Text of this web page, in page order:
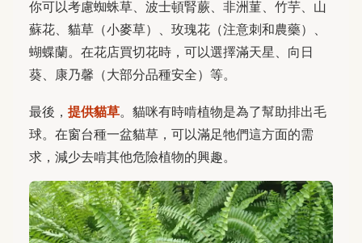
你可以考慮蜘蛛草、波士頓腎蕨、非洲菫、竹芋、山
蘇花、貓草（小麥草）、玫瑰花（注意刺和農藥）、
蝴蝶蘭。在花店買切花時，可以選擇滿天星、向日
葵、康乃馨（大部分品種安全）等。
最後， 提供貓草。貓咪有時啃植物是為了幫助排出毛
球。在窗台種一盆貓草，可以滿足牠們這方面的需
求，減少去啃其他危險植物的興趣。